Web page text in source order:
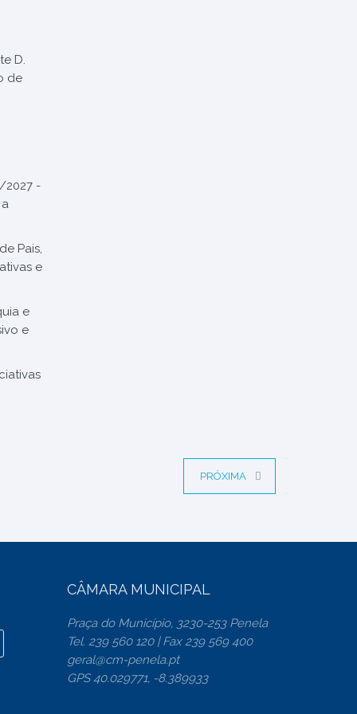
D.
de
2027 -
Pais,
e
e
e
PRÓXIMA
CÂMARA MUNICIPAL
Praça do Município, 3230-253 Penela
Tel. 239 560 120 | Fax 239 569 400
geral@cm-penela.pt
GPS 40.029771, -8.389933